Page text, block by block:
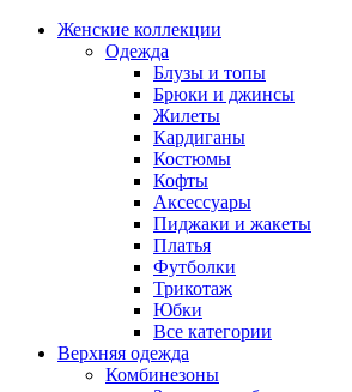
Женские коллекции
Одежда
Блузы и топы
Брюки и джинсы
Жилеты
Кардиганы
Костюмы
Кофты
Аксессуары
Пиджаки и жакеты
Платья
Футболки
Трикотаж
Юбки
Все категории
Верхняя одежда
Комбинезоны